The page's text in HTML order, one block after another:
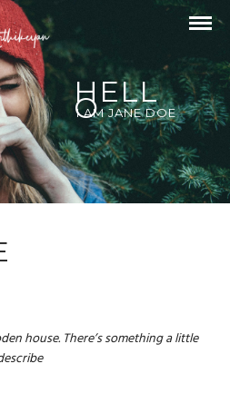
HELL
O
I AM JANE DOE
house. There’s something a little